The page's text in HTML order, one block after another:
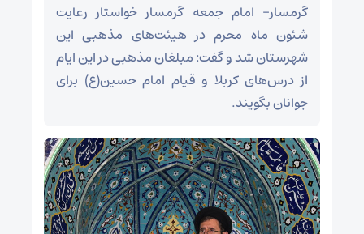
گرمسار- امام جمعه گرمسار خواستار رعایت
شئون ماه محرم در هیئت‌های مذهبی این
شهرستان شد و گفت: مبلغان مذهبی در این ایام
از درس‌های کربلا و قیام امام حسین(ع) برای
جوانان بگویند.